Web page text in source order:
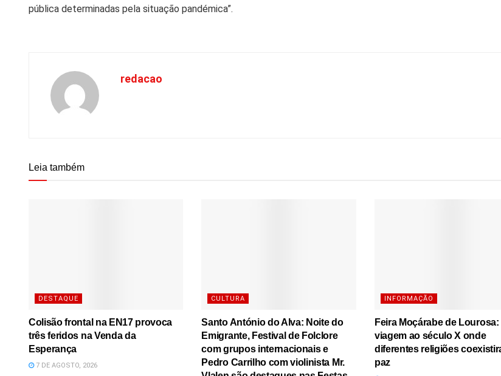
pública determinadas pela situação pandémica”.
redacao
Leia também
DESTAQUE
Colisão frontal na EN17 provoca
três feridos na Venda da
Esperança
7 DE AGOSTO, 2026
CULTURA
Santo António do Alva: Noite do
Emigrante, Festival de Folclore
com grupos internacionais e
Pedro Carrilho com violinista Mr.
INFORMAÇÃO
Feira Moçárabe de Lourosa:
viagem ao século X onde
diferentes religiões
paz